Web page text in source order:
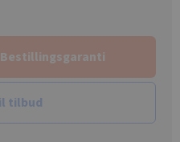
Bestillingsgaranti
tilbud